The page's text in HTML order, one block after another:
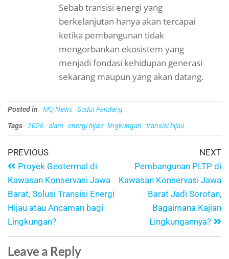
Sebab transisi energi yang
berkelanjutan hanya akan tercapai
ketika pembangunan tidak
mengorbankan ekosistem yang
menjadi fondasi kehidupan generasi
sekarang maupun yang akan datang.
Posted in MQ News Sudut Pandang
Tags
2026 alam energi hijau lingkungan transisi hijau
PREVIOUS
Proyek Geotermal di
Kawasan Konservasi Jawa
Barat, Solusi Transisi Energi
Hijau atau Ancaman bagi
Lingkungan?
NEXT
Pembangunan PLTP di
Kawasan Konservasi Jawa
Barat Jadi Sorotan,
Bagaimana Kajian
Lingkungannya?
Leave a Reply